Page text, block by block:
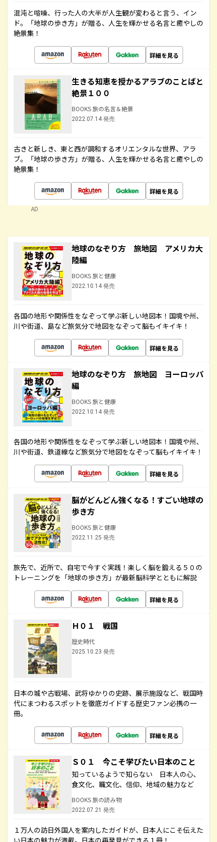
混沌と喧噪、行った人の大半が人生観が変わると言う、イン
ド。「地球の歩き方」が贈る、人生を輝かせる名言と癒やしの
絶景集！
詳細を見る
生きる知恵を授かるアラブのことばと
絶景１００
BOOKS 旅の名言＆絶景
2022.07.14 発売
古きと新しき、東と西が調和するオリエンタルな世界、アラ
ブ。「地球の歩き方」が贈る、人生を輝かせる名言と癒やしの
絶景集！
詳細を見る
AD
地球のなぞり方 旅地図 アメリカ大
陸編
BOOKS 旅と健康
2022.10.14 発売
各国の地形や関係性をなぞって学ぶ新しい地図本！国境や州、
川や街道、島など旅気分で地図をなぞって脳もイキイキ！
詳細を見る
地球のなぞり方 旅地図 ヨーロッパ
編
BOOKS 旅と健康
2022.10.14 発売
各国の地形や関係性をなぞって学ぶ新しい地図本！国境や州、
川や街道、鉄道線など旅気分で地図をなぞって脳もイキイキ！
詳細を見る
脳がどんどん強くなる！すごい地球の
歩き方
BOOKS 旅と健康
2022.11.25 発売
旅先で、近所で、自宅で今すぐ実践！楽しく脳を鍛える５０の
トレーニングを「地球の歩き方」が最新脳科学とともに解説
詳細を見る
Ｈ０１ 戦国
歴史時代
2025.10.23 発売
日本の城や古戦場、武将ゆかりの史跡、展示施設など、戦国時
代にまつわるスポットを徹底ガイドする歴史ファン必携の一
冊。
詳細を見る
Ｓ０１ 今こそ学びたい日本のこと
知っているようで知らない 日本人の心、
食文化、職文化、信仰、地域の魅力など
BOOKS 旅の読み物
2022.07.21 発売
１万人の訪日外国人を案内したガイドが、日本人にこそ伝えた
い日本の魅力が満載。日本の再発見ができる１冊！